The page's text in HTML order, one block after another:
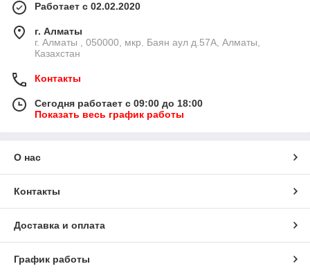
Работает с 02.02.2020
г. Алматы
г. Алматы , 050000, мкр. Баян аул д.57А, Алматы,
Казахстан
Контакты
Сегодня работает с 09:00 до 18:00
Показать весь график работы
О нас
Контакты
Доставка и оплата
График работы